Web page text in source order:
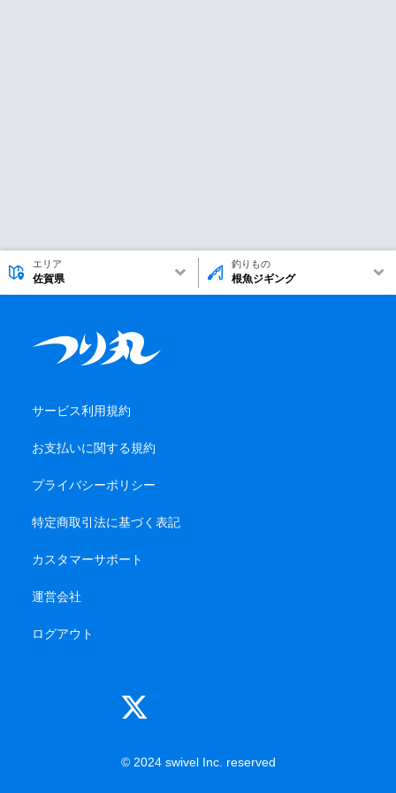
エリア
佐賀県
釣りもの
根魚ジギング
サービス利用規約
お支払いに関する規約
プライバシーポリシー
特定商取引法に基づく表記
カスタマーサポート
運営会社
ログアウト
© 2024 swivel Inc. reserved